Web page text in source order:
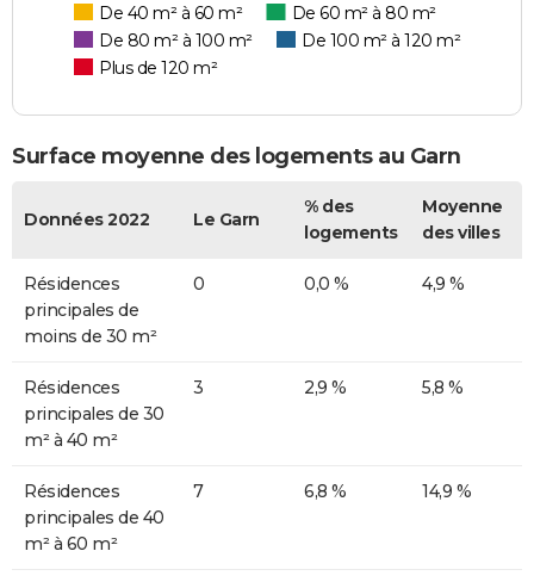
De 40 m² à 60 m²
De 60 m² à 80 m²
De 80 m² à 100 m²
De 100 m² à 120 m²
Plus de 120 m²
Surface moyenne des logements au Garn
Données 2022 Le Garn
% des
logements
Moyenne
des villes
Résidences
principales de
moins de 30 m²
0 0,0 % 4,9 %
Résidences
principales de 30
m² à 40 m²
3 2,9 % 5,8 %
Résidences
principales de 40
m² à 60 m²
7 6,8 % 14,9 %